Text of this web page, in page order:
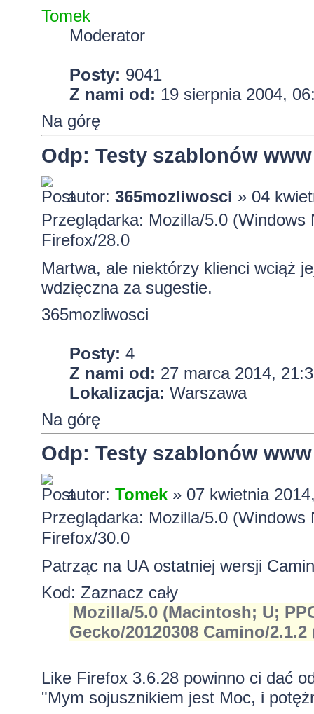
Tomek
Moderator
Posty: 9041
Z nami od: 19 sierpnia 2004,
Na górę
Odp: Testy szablonów
autor: 365mozliwosci » 04
Przeglądarka: Mozilla/5.0
Firefox/28.0
Martwa, ale niektórzy klienci wciąż
wdzięczna za sugestie.
365mozliwosci
Posty: 4
Z nami od: 27 marca 2014,
Lokalizacja: Warszawa
Na górę
Odp: Testy szablonów
autor: Tomek» 07 kwietnia
Przeglądarka: Mozilla/5.0
Firefox/30.0
Patrząc na UA ostatniej wersji
Kod: Zaznacz cały
Mozilla/5.0 (Macintosh; U;
Gecko/20120308 Camino/
Like Firefox 3.6.28 powinno ci dać
"Mym sojusznikiem jest Moc, i